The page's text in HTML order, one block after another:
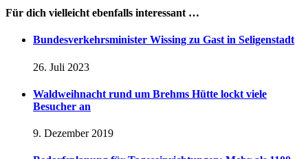
Für dich vielleicht ebenfalls interessant …
Bundesverkehrsminister Wissing zu Gast in Seligenstadt
26. Juli 2023
Waldweihnacht rund um Brehms Hütte lockt viele
Besucher an
9. Dezember 2019